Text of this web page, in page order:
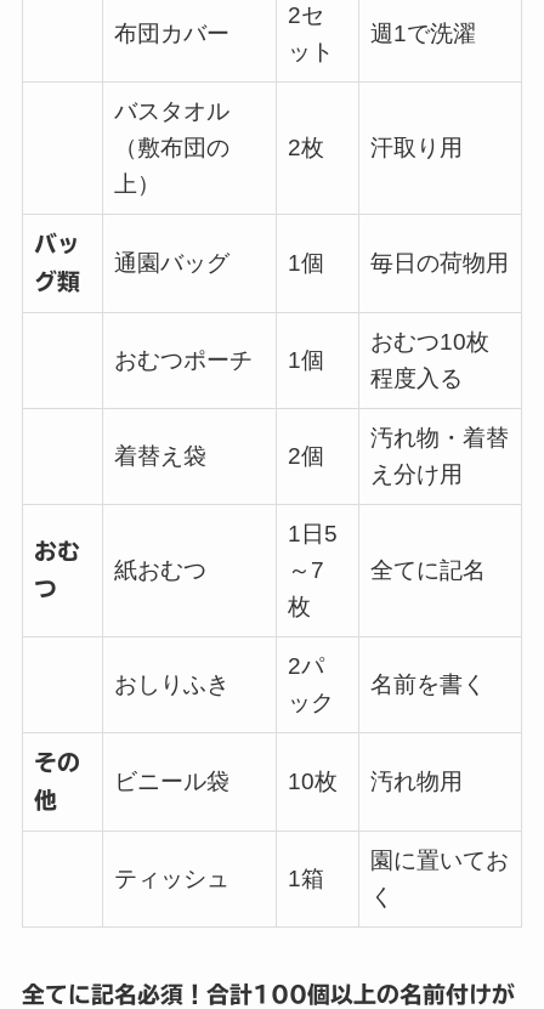
布団カバー
2セ
ット
週1で洗濯
バスタオル
（敷布団の
上）
2枚 汗取り用
バッ
グ類
通園バッグ 1個 毎日の荷物用
おむつポーチ 1個
おむつ10枚
程度入る
着替え袋 2個
汚れ物・着替
え分け用
おむ
つ
紙おむつ
1日5
～7
枚
全てに記名
おしりふき
2パ
ック
名前を書く
その
他
ビニール袋 10枚 汚れ物用
ティッシュ 1箱
園に置いてお
く
全てに記名必須！合計100個以上の名前付けが